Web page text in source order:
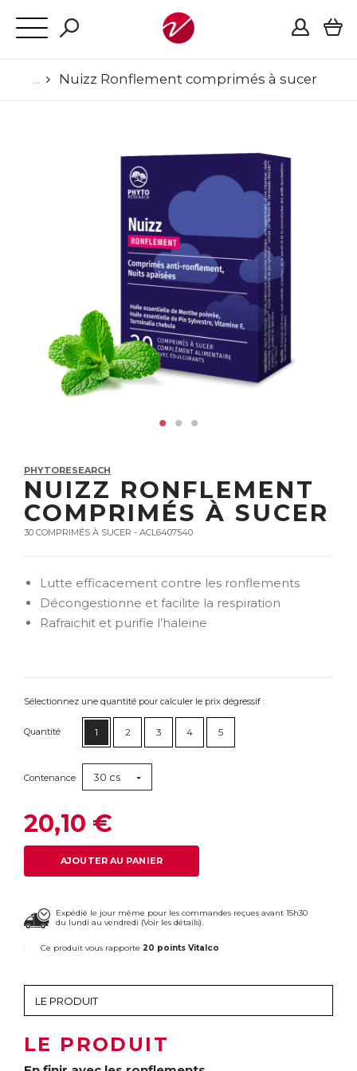
Nuizz Ronflement comprimés à sucer
PHYTORESEARCH
NUIZZ RONFLEMENT
COMPRIMÉS À SUCER
30 COMPRIMÉS À SUCER - ACL6407540
Lutte efficacement contre les ronflements
Décongestionne et facilite la respiration
Rafraichit et purifie l’haleine
Sélectionnez une quantité pour calculer le prix dégressif :
Quantité 1 2 3 4 5
Contenance 30 cs
20,10 €
AJOUTER AU PANIER
Expédié le jour même pour les commandes reçues avant 15h30
du lundi au vendredi (Voir les détails).
Ce produit vous rapporte 20 points Vitalco
LE PRODUIT